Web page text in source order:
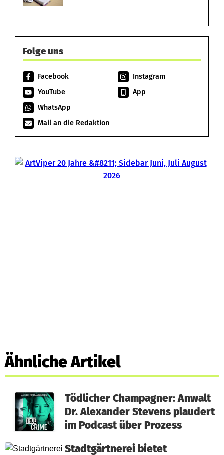
Folge uns
Facebook
Instagram
YouTube
App
WhatsApp
Mail an die Redaktion
Ähnliche Artikel
Tödlicher Champagner: Anwalt
Dr. Alexander Stevens plaudert
im Podcast über Prozess
Stadtgärtnerei bietet